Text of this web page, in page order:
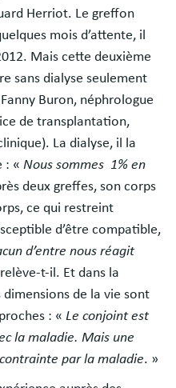
Herriot. Le greffon
mois d’attente, il
Mais cette deuxième
sans dialyse seulement
Buron, néphrologue
de transplantation,
La dialyse, il la
: « Nous sommes 1% en
deux greffes, son corps
ce qui restreint
d’être compatible,
d’entre nous réagit
t-il. Et dans la
de la vie sont
: « Le conjoint est
la maladie. Mais une
par la maladie. »